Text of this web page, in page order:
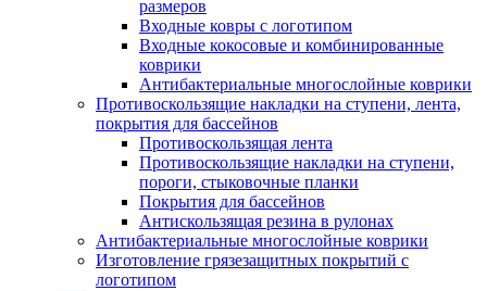
размеров
Входные ковры с логотипом
Входные кокосовые и комбинированные
коврики
Антибактериальные многослойные коврики
Противоскользящие накладки на ступени, лента,
покрытия для бассейнов
Противоскользящая лента
Противоскользящие накладки на ступени,
пороги, стыковочные планки
Покрытия для бассейнов
Антискользящая резина в рулонах
Антибактериальные многослойные коврики
Изготовление грязезащитных покрытий с
логотипом